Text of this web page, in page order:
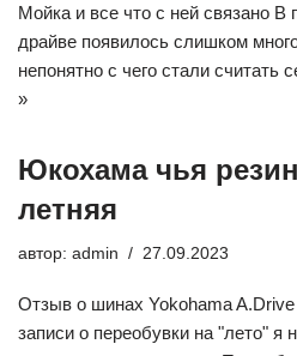
Мойка и все что с ней связано В
драйве появилось слишком
непонятно с чего стали считать
»
Юкохама чья
летняя
автор: admin 27.09.2023
Отзыв о шинах Yokohama
записи о переобувки на "лето" я